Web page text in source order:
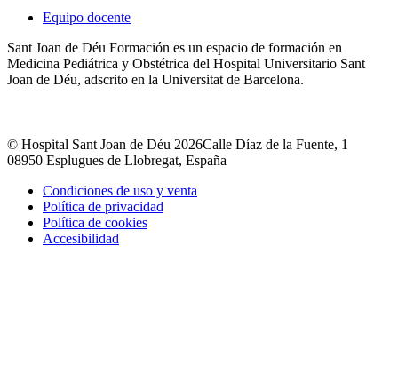
Equipo docente
Sant Joan de Déu Formación es un espacio de formación en
Medicina Pediátrica y Obstétrica del Hospital Universitario Sant
Joan de Déu, adscrito en la Universitat de Barcelona.
© Hospital Sant Joan de Déu 2026Calle Díaz de la Fuente, 1
08950 Esplugues de Llobregat, España
Condiciones de uso y venta
Política de privacidad
Política de cookies
Accesibilidad